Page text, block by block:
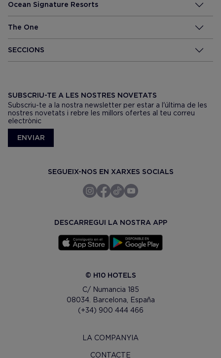
Ocean Signature Resorts
The One
SECCIONS
SUBSCRIU-TE A LES NOSTRES NOVETATS
Subscriu-te a la nostra newsletter per estar a l'última de les
nostres novetats i rebre les millors ofertes al teu correu
electrònic
ENVIAR
SEGUEIX-NOS EN XARXES SOCIALS
DESCARREGUI LA NOSTRA APP
© H10 HOTELS
C/ Numancia 185
08034. Barcelona, España
(+34) 900 444 466
LA COMPANYIA
CONTACTE